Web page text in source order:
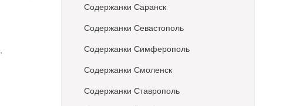
Содержанки Саранск
Содержанки Севастополь
Содержанки Симферополь
Содержанки Смоленск
Содержанки Ставрополь